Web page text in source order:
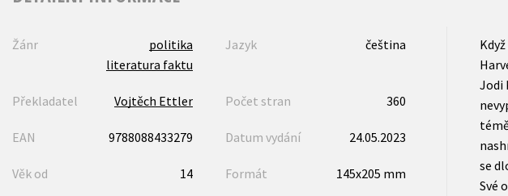
Žánr
politika
literatura faktu
Jazyk čeština
Překladatel Vojtěch Ettler Počet stran 360
EAN 9788088433279 Datum vydání 24.05.2023
Věk od 14 Formát 145x205 mm
Jodi
se
Své